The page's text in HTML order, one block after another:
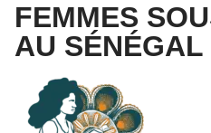
FEMMES
AU SÉNÉGAL